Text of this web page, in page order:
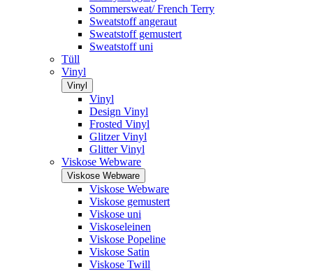
Sommersweat/ French Terry
Sweatstoff angeraut
Sweatstoff gemustert
Sweatstoff uni
Tüll
Vinyl
Vinyl
Vinyl
Design Vinyl
Frosted Vinyl
Glitzer Vinyl
Glitter Vinyl
Viskose Webware
Viskose Webware
Viskose Webware
Viskose gemustert
Viskose uni
Viskoseleinen
Viskose Popeline
Viskose Satin
Viskose Twill